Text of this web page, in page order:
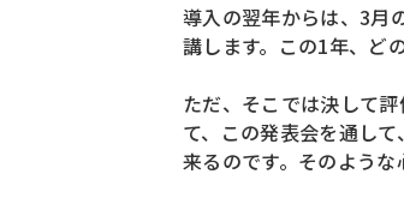
導入の翌年からは、3月
講します。この1年、ど
ただ、そこでは決して
て、この発表会を通して、
来るのです。そのよう